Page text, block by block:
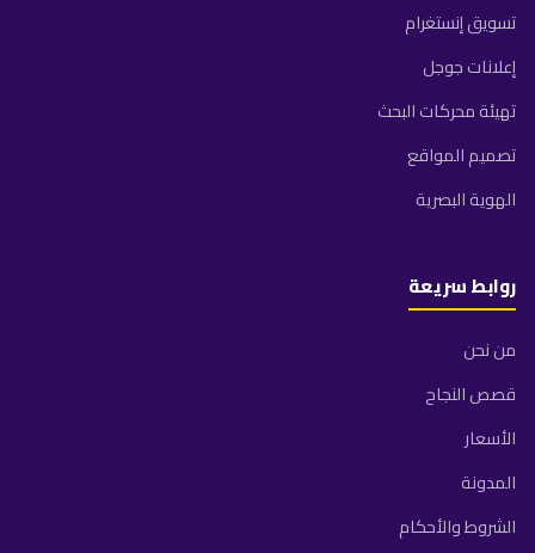
تسويق إنستغرام
إعلانات جوجل
تهيئة محركات البحث
تصميم المواقع
الهوية البصرية
روابط سريعة
من نحن
قصص النجاح
الأسعار
المدونة
الشروط والأحكام